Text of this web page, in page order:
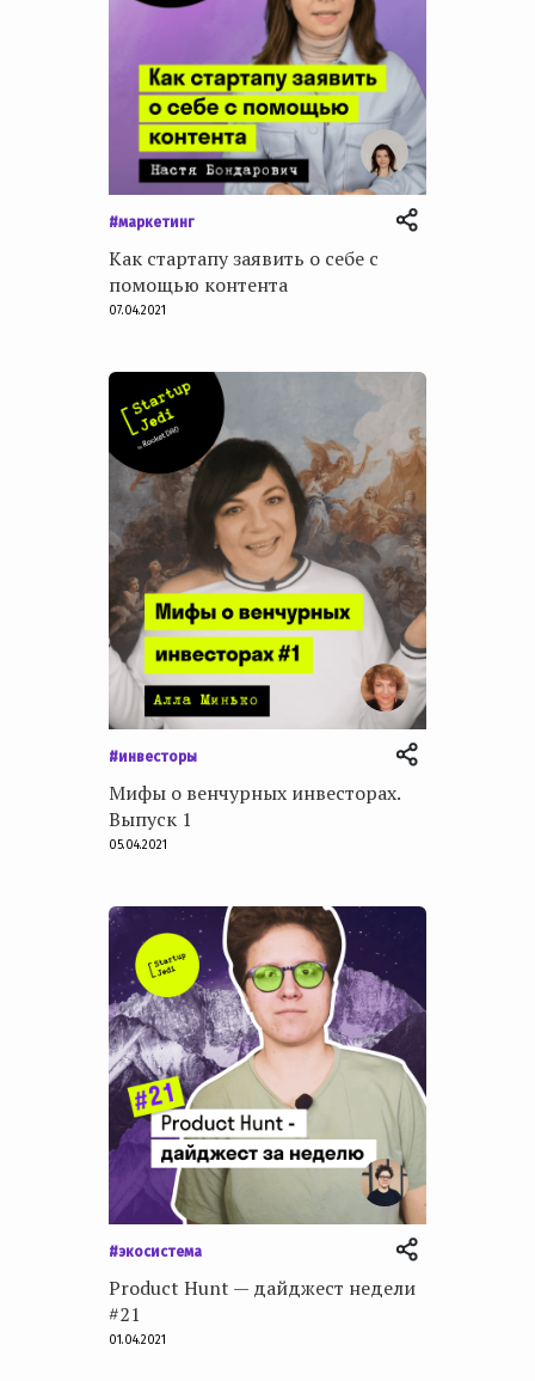
#маркетинг
Как стартапу заявить о себе с
помощью контента
07.04.2021
#инвесторы
Мифы о венчурных инвесторах.
Выпуск 1
05.04.2021
#экосистема
Product Hunt — дайджест недели
#21
01.04.2021